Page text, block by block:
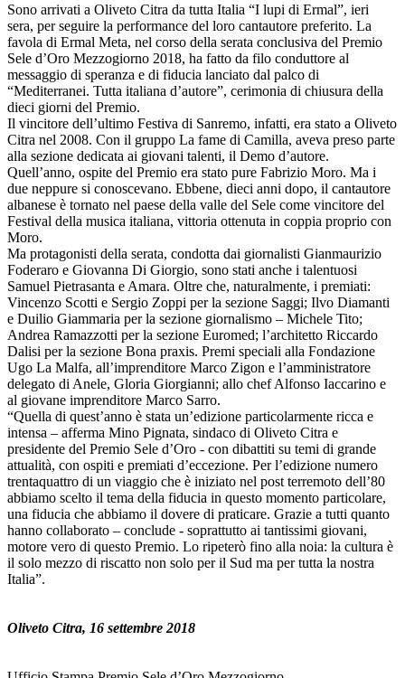
Sono arrivati a Oliveto Citra da tutta Italia “I lupi di Ermal”, ieri
sera, per seguire la performance del loro cantautore preferito. La
favola di Ermal Meta, nel corso della serata conclusiva del Premio
Sele d’Oro Mezzogiorno 2018, ha fatto da filo conduttore al
messaggio di speranza e di fiducia lanciato dal palco di
“Mediterranei. Tutta italiana d’autore”, cerimonia di chiusura della
dieci giorni del Premio.
Il vincitore dell’ultimo Festiva di Sanremo, infatti, era stato a Oliveto
Citra nel 2008. Con il gruppo La fame di Camilla, aveva preso parte
alla sezione dedicata ai giovani talenti, il Demo d’autore.
Quell’anno, ospite del Premio era stato pure Fabrizio Moro. Ma i
due neppure si conoscevano. Ebbene, dieci anni dopo, il cantautore
albanese è tornato nel paese della valle del Sele come vincitore del
Festival della musica italiana, vittoria ottenuta in coppia proprio con
Moro.
Ma protagonisti della serata, condotta dai giornalisti Gianmaurizio
Foderaro e Giovanna Di Giorgio, sono stati anche i talentuosi
Samuel Pietrasanta e Amara. Oltre che, naturalmente, i premiati:
Vincenzo Scotti e Sergio Zoppi per la sezione Saggi; Ilvo Diamanti
e Duilio Giammaria per la sezione giornalismo – Michele Tito;
Andrea Ramazzotti per la sezione Euromed; l’architetto Riccardo
Dalisi per la sezione Bona praxis. Premi speciali alla Fondazione
Ugo La Malfa, all’imprenditore Marco Zigon e l’amministratore
delegato di Anele, Gloria Giorgianni; allo chef Alfonso Iaccarino e
al giovane imprenditore Marco Sarro.
“Quella di quest’anno è stata un’edizione particolarmente ricca e
intensa – afferma Mino Pignata, sindaco di Oliveto Citra e
presidente del Premio Sele d’Oro - con dibattiti su temi di grande
attualità, con ospiti e premiati d’eccezione. Per l’edizione numero
trentaquattro di un viaggio che è iniziato nel post terremoto dell’80
abbiamo scelto il tema della fiducia in questo momento particolare,
una fiducia che abbiamo il dovere di praticare. Grazie a tutti quanto
hanno collaborato – conclude - soprattutto ai tantissimi giovani,
motore vero di questo Premio. Lo ripeterò fino alla noia: la cultura è
il solo mezzo di riscatto non solo per il Sud ma per tutta la nostra
Italia”.
Oliveto Citra, 16 settembre 2018